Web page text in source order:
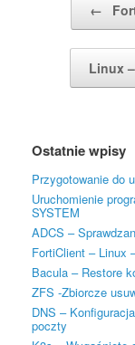
←
Linux
Ostatnie wpisy
Przygotowanie do
Uruchomienie
SYSTEM
ADCS –
FortiClient – Linux
Bacula – Restore
ZFS -Zbiorcze
DNS –
poczty